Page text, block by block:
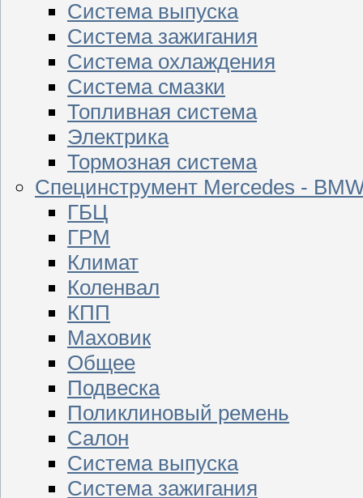
Система выпуска
Система зажигания
Система охлаждения
Система смазки
Топливная система
Электрика
Тормозная система
Специнструмент Mercedes -
ГБЦ
ГРМ
Климат
Коленвал
КПП
Маховик
Общее
Подвеска
Поликлиновый ремень
Салон
Система выпуска
Система зажигания